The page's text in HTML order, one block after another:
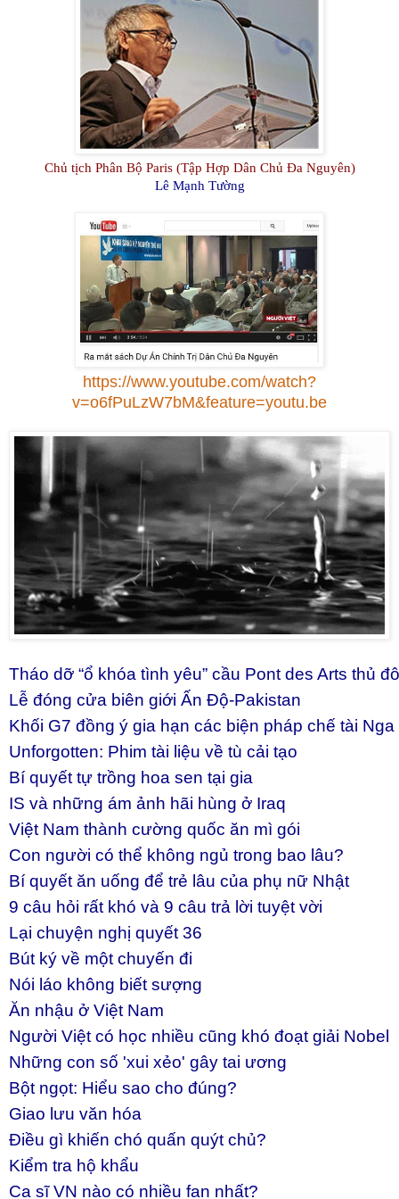
Chủ tịch Phân Bộ Paris (Tập Hợp Dân Chủ Đa Nguyên)
Lê Mạnh Tường
https://www.youtube.com/watch?
v=o6fPuLzW7bM&feature=youtu.be
Tháo dỡ “ổ khóa tình yêu” cầu Pont des Arts thủ
Lễ đóng cửa biên giới Ấn Độ-Pakistan
Khối G7 đồng ý gia hạn các biện pháp chế tài Nga
Unforgotten: Phim tài liệu về tù cải tạo
Bí quyết tự trồng hoa sen tại gia
IS và những ám ảnh hãi hùng ở Iraq
Việt Nam thành cường quốc ăn mì gói
Con người có thể không ngủ trong bao lâu?
Bí quyết ăn uống để trẻ lâu của phụ nữ Nhật
9 câu hỏi rất khó và 9 câu trả lời tuyệt vời
Lại chuyện nghị quyết 36
Bút ký về một chuyến đi
Nói láo không biết sượng
Ăn nhậu ở Việt Nam
Người Việt có học nhiều cũng khó đoạt giải Nobel
Những con số 'xui xẻo' gây tai ương
Bột ngọt: Hiểu sao cho đúng?
Giao lưu văn hóa
Điều gì khiến chó quấn quýt chủ?
Kiểm tra hộ khẩu
Ca sĩ VN nào có nhiều fan nhất?